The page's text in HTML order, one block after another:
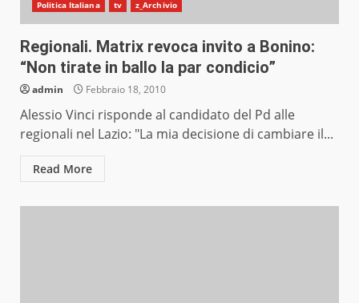
Politica Italiana tv z_Archivio
Regionali. Matrix revoca invito a Bonino:
“Non tirate in ballo la par condicio”
admin Febbraio 18, 2010
Alessio Vinci risponde al candidato del Pd alle
regionali nel Lazio: "La mia decisione di cambiare il...
Read More